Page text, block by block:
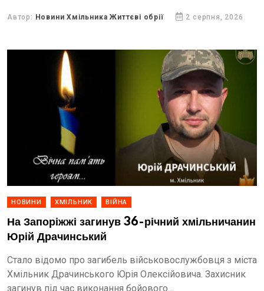
Автор: Новини Хмільника Життєві обрії 2 серпня, 2026
НОВИНИ ХМІЛЬНИК ВІЙНА
На Запоріжжі загинув 36-річний хмільничанин
Юрій Драчинський
Стало відомо про загибель військовослужбовця з міста
Хмільник Драчинського Юрія Олексійовича. Захисник
загинув під час виконання бойового